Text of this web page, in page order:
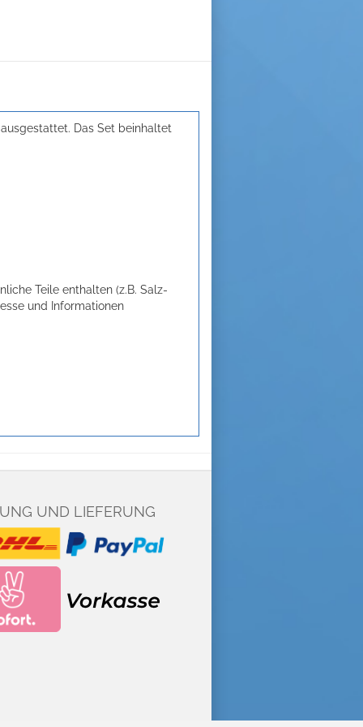
Das Set beinhaltet
Teile enthalten (z.B. Salz-
und Informationen
UND LIEFERUNG